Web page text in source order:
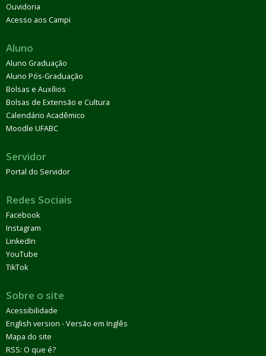
Ouvidoria
Acesso aos Campi
Aluno
Aluno Graduação
Aluno Pós-Graduação
Bolsas e Auxílios
Bolsas de Extensão e Cultura
Calendário Acadêmico
Moodle UFABC
Servidor
Portal do Servidor
Redes Sociais
Facebook
Instagram
LinkedIn
YouTube
TikTok
Sobre o site
Acessibilidade
English version - Versão em Inglês
Mapa do site
RSS: O que é?